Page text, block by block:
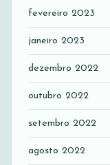
fevereiro 2023
janeiro 2023
dezembro 2022
outubro 2022
setembro 2022
agosto 2022